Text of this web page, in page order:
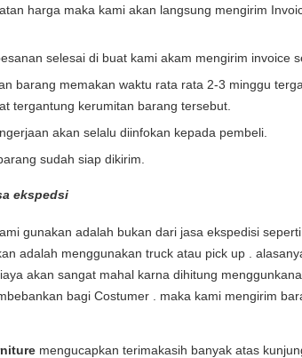
harga maka kami akan langsung mengirim
selesai di buat kami akam mengirim invoice
barang memakan waktu rata rata 2-3 minggu
tergantung kerumitan barang tersebut.
akan selalu diinfokan kepada pembeli.
sudah siap dikirim.
ekspedsi
gunakan adalah bukan dari jasa ekspedisi
adalah menggunakan truck atau pick up .
akan sangat mahal karna dihitung
bagi Costumer . maka kami mengirim
mengucapkan terimakasih banyak atas